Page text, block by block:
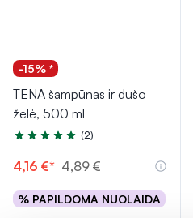
-15% *
TENA šampūnas ir dušo
želė, 500 ml
Įvertinimas 5.0 iš 5
(2)
4,16 €* 4,89 €
% PAPILDOMA NUOLAIDA